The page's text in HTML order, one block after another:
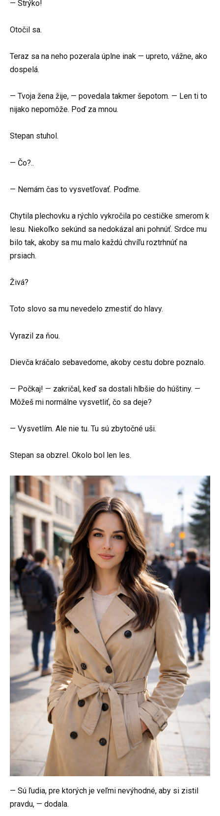
— Strýko!
Otočil sa.
Teraz sa na neho pozerala úplne inak — upreto, vážne, ako
dospelá.
— Tvoja žena žije, — povedala takmer šepotom. — Len ti to
nijako nepomôže. Poď za mnou.
Stepan stuhol.
— Čo?..
— Nemám čas to vysvetľovať. Poďme.
Chytila plechovku a rýchlo vykročila po cestičke smerom k
lesu. Niekoľko sekúnd sa nedokázal ani pohnúť. Srdce mu
bilo tak, akoby sa mu malo každú chvíľu roztrhnúť na
prsiach.
Živá?
Toto slovo sa mu nevedelo zmestiť do hlavy.
Vyrazil za ňou.
Dievča kráčalo sebavedome, akoby cestu dobre poznalo.
— Počkaj! — zakričal, keď sa dostali hlbšie do húštiny. —
Môžeš mi normálne vysvetliť, čo sa deje?
— Vysvetlím. Ale nie tu. Tu sú zbytočné uši.
Stepan sa obzrel. Okolo bol len les.
— Sú ľudia, pre ktorých je veľmi nevýhodné, aby si zistil
pravdu, — dodala.